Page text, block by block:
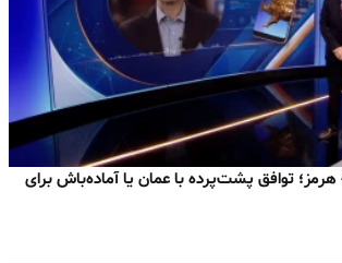
توافق پشت‌پرده با عمان یا آماده‌باش برای